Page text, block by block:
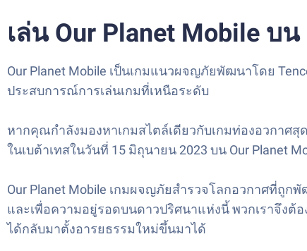
เล่น Our Planet Mobile บ
Our Planet Mobile เป็นเกมแนวผจญภัยพัฒนาโดย
ประสบการณ์การเล่นเกมที่เหนือระดับ
หากคุณกำลังมองหาเกมสไตล์เดียวกับเกมท่องอวกาศสุ
ในเบต้าเทสในวันที่ 15 มิถุนายน 2023 บน Our Planet
Our Planet Mobile เกมผจญภัยสำรวจโลกอวกาศที่ถู
และเพื่อความอยู่รอดบนดาวปริศนาแห่งนี้ พวกเราจึงต้
ได้กลับมาตั้งอารยธรรมใหม่ขึ้นมาได้